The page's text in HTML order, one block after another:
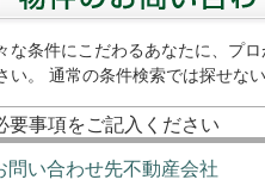
な条件にこだわるあなたに、プ
い。 通常の条件検索では探せな
要事項をご記入ください
問い合わせ先不動産会社